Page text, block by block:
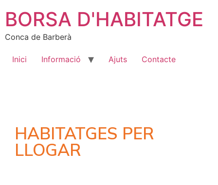
BORSA D'HABITATGE
Conca de Barberà
Inici Informació Ajuts Contacte
HABITATGES PER
LLOGAR